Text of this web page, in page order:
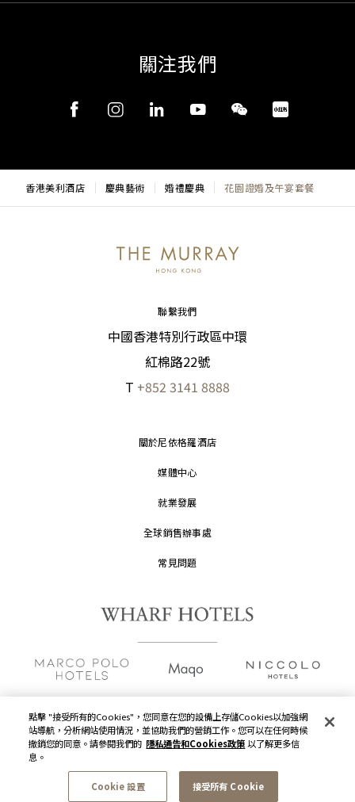
關注我們
香港美利酒店 慶典藝術 婚禮慶典 花園證婚及午宴套餐
聯繫我們
中國香港特別行政區中環
紅棉路22號
T +852 3141 8888
關於尼依格羅酒店
媒體中心
就業發展
全球銷售辦事處
常見問題
版權及原稿2026 © 九龍倉酒店保留一切權利。
隱私通告
使用條款
點擊 "接受所有的Cookies"，您同意在您的設備上存儲Cookies以加強網
站導航，分析網站使用情況，並協助我們的營銷工作。您可以在任何時候
撤銷您的同意。請參閱我們的 隱私通告和Cookies政策以了解更多信
息。
Cookie 設置 接受所有 Cookie